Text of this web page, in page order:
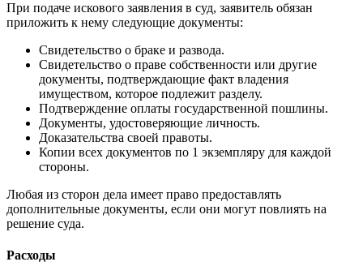
При подаче искового заявления в суд, заявитель обязан
приложить к нему следующие документы:
Свидетельство о браке и развода.
Свидетельство о праве собственности или другие
документы, подтверждающие факт владения
имуществом, которое подлежит разделу.
Подтверждение оплаты государственной пошлины.
Документы, удостоверяющие личность.
Доказательства своей правоты.
Копии всех документов по 1 экземпляру для каждой
стороны.
Любая из сторон дела имеет право предоставлять
дополнительные документы, если они могут повлиять на
решение суда.
Расходы